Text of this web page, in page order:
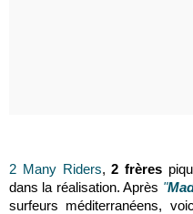
2 Many Riders, 2 frères
dans la réalisation. Après "
surfeurs méditerranéens,